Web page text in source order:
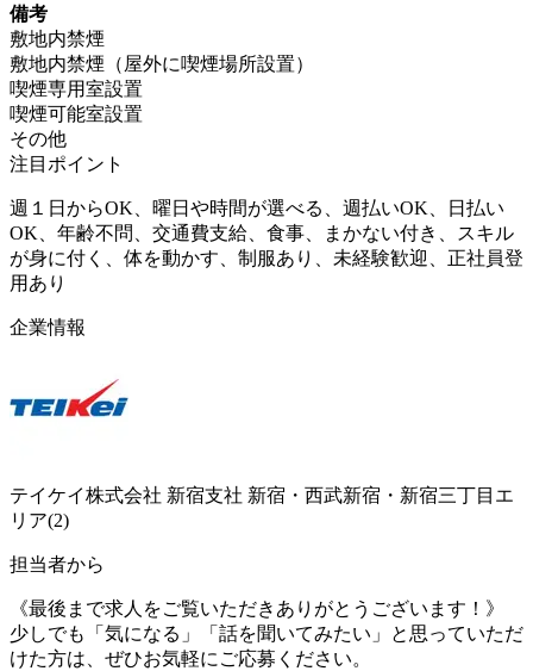
備考
敷地内禁煙
敷地内禁煙（屋外に喫煙場所設置）
喫煙専用室設置
喫煙可能室設置
その他
注目ポイント
週１日からOK、曜日や時間が選べる、週払いOK、日払い
OK、年齢不問、交通費支給、食事、まかない付き、スキル
が身に付く、体を動かす、制服あり、未経験歓迎、正社員登
用あり
企業情報
テイケイ株式会社 新宿支社 新宿・西武新宿・新宿三丁目エ
リア(2)
担当者から
《最後まで求人をご覧いただきありがとうございます！》
少しでも「気になる」「話を聞いてみたい」と思っていただ
けた方は、ぜひお気軽にご応募ください。